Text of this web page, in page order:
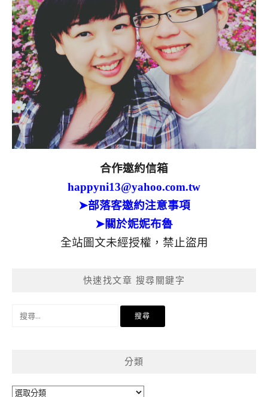
合作邀約信箱
happyni13@yahoo.com.tw
➤部落客邀約注意事項
➤關於妮妮布魯
全站圖文未經授權，禁止盜用
快速找文章 搜尋關鍵字
分類
分